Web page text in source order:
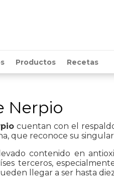
Productos Recetas
Nerpio
cuentan con el
que reconoce su
contenido en
terceros,
llegar a ser hasta